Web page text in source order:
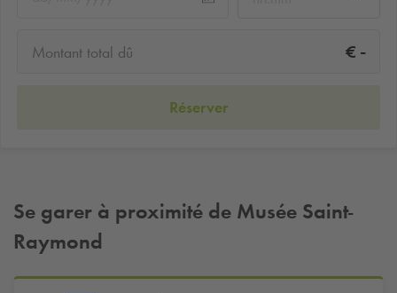
Montant total dû € -
Réserver
Se garer à proximité de Musée Saint-
Raymond